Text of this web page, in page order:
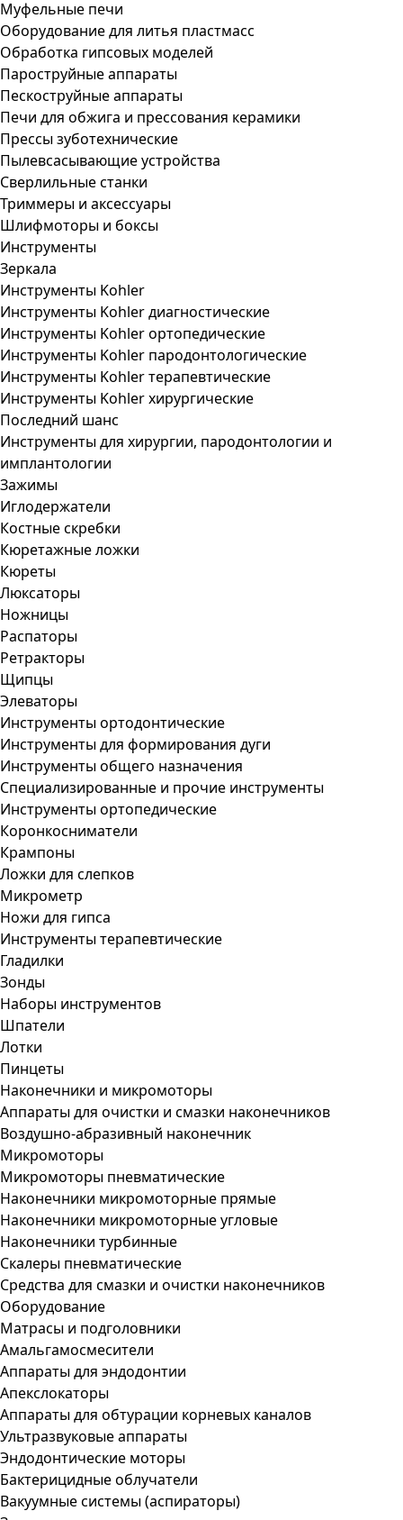
Муфельные печи
Оборудование для литья пластмасс
Обработка гипсовых моделей
Пароструйные аппараты
Пескоструйные аппараты
Печи для обжига и прессования керамики
Прессы зуботехнические
Пылевсасывающие устройства
Сверлильные станки
Триммеры и аксессуары
Шлифмоторы и боксы
Инструменты
Зеркала
Инструменты Kohler
Инструменты Kohler диагностические
Инструменты Kohler ортопедические
Инструменты Kohler пародонтологические
Инструменты Kohler терапевтические
Инструменты Kohler хирургические
Последний шанс
Инструменты для хирургии, пародонтологии и
имплантологии
Зажимы
Иглодержатели
Костные скребки
Кюретажные ложки
Кюреты
Люксаторы
Ножницы
Распаторы
Ретракторы
Щипцы
Элеваторы
Инструменты ортодонтические
Инструменты для формирования дуги
Инструменты общего назначения
Специализированные и прочие инструменты
Инструменты ортопедические
Коронкосниматели
Крампоны
Ложки для слепков
Микрометр
Ножи для гипса
Инструменты терапевтические
Гладилки
Зонды
Наборы инструментов
Шпатели
Лотки
Пинцеты
Наконечники и микромоторы
Аппараты для очистки и смазки наконечников
Воздушно-абразивный наконечник
Микромоторы
Микромоторы пневматические
Наконечники микромоторные прямые
Наконечники микромоторные угловые
Наконечники турбинные
Скалеры пневматические
Средства для смазки и очистки наконечников
Оборудование
Матрасы и подголовники
Амальгамосмесители
Аппараты для эндодонтии
Апекслокаторы
Аппараты для обтурации корневых каналов
Ультразвуковые аппараты
Эндодонтические моторы
Бактерицидные облучатели
Вакуумные системы (аспираторы)